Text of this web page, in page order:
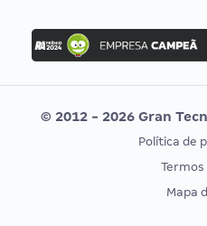
Concurso Ibama
Concurso MPU
Editais publicados
CONCURSOS POR PROFISSÃO
© 2012 - 2026 Gran
Política de
Termos
Mapa